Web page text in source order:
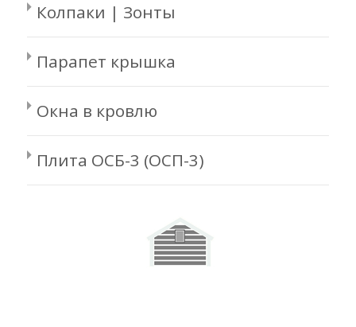
Колпаки | Зонты
Парапет крышка
Окна в кровлю
Плита ОСБ-3 (ОСП-3)